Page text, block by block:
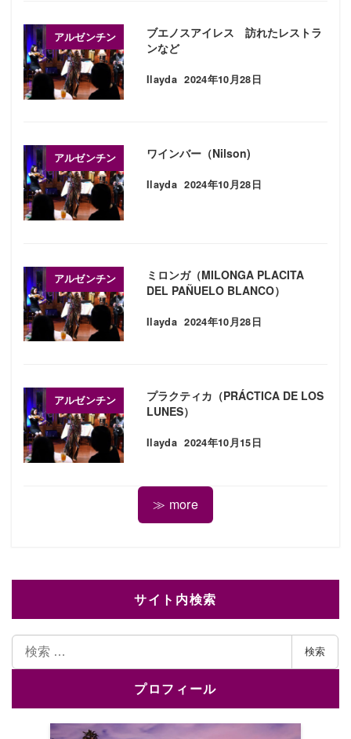
アルゼンチン
ブエノスアイレス 訪れたレストラ
ンなど
Ilayda
投稿日
2024年10月28日
アルゼンチン ワインバー（Nilson)
Ilayda
投稿日
2024年10月28日
アルゼンチン
ミロンガ（MILONGA PLACITA
DEL PAÑUELO BLANCO）
Ilayda
投稿日
2024年10月28日
アルゼンチン
プラクティカ（PRÁCTICA DE LOS
LUNES）
Ilayda
投稿日
2024年10月15日
≫ more
サイト内検索
検
検索
プロフィール